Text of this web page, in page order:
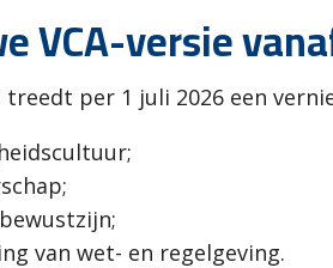
VCA-versie
treedt per 1 juli 2026 een
van wet- en regelgeving.